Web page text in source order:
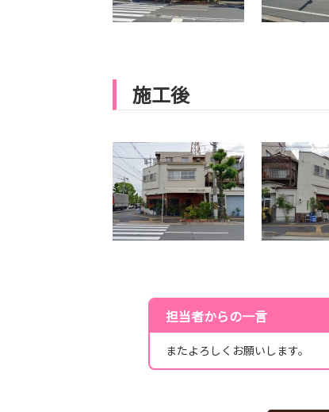
施工後
担当者からの一言
またよろしくお願いします。